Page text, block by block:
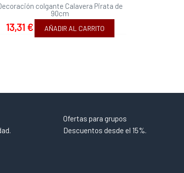
colgante Calavera Pirata de
90cm
13,31 € AÑADIR AL CARRITO
Ofertas para grupos
Descuentos desde el 15%.